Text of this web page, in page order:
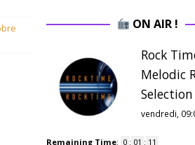
ON AIR !
Rock
Melodic
Selection
vendredi,
Remaining Time: 0 : 01 : 10